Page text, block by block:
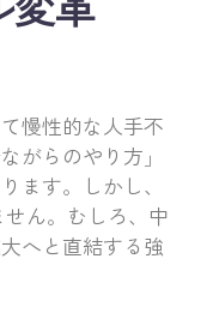
慢性的な人手不
がらのやり方」
ます。しかし、
ん。むしろ、中
へと直結する強